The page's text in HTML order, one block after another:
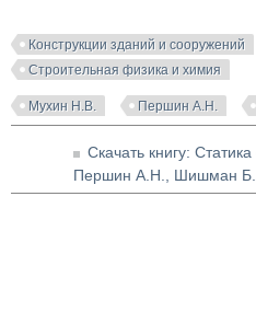
Конструкции зданий и сооружений
Строительная физика и химия
Мухин Н.В. Першин А.Н.
Скачать книгу:
Першин А.Н., Шишман